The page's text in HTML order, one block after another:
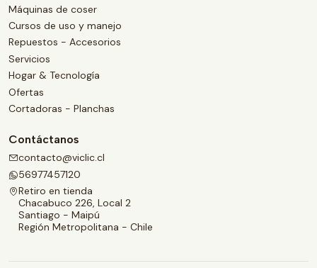
Máquinas de coser
Cursos de uso y manejo
Repuestos - Accesorios
Servicios
Hogar & Tecnología
Ofertas
Cortadoras - Planchas
Contáctanos
contacto@viclic.cl
56977457120
Retiro en tienda
Chacabuco 226, Local 2
Santiago - Maipú
Región Metropolitana - Chile